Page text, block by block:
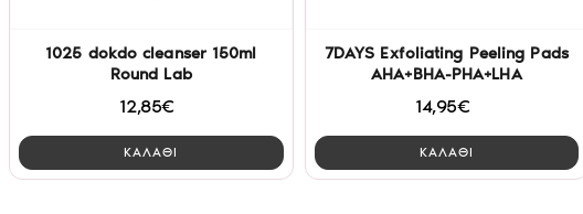
1025 dokdo cleanser 150ml
Round Lab
12,85€
ΚΑΛΑΘΙ
7DAYS Exfoliating Peeling Pads
AHA+BHA-PHA+LHA
14,95€
ΚΑΛΑΘΙ